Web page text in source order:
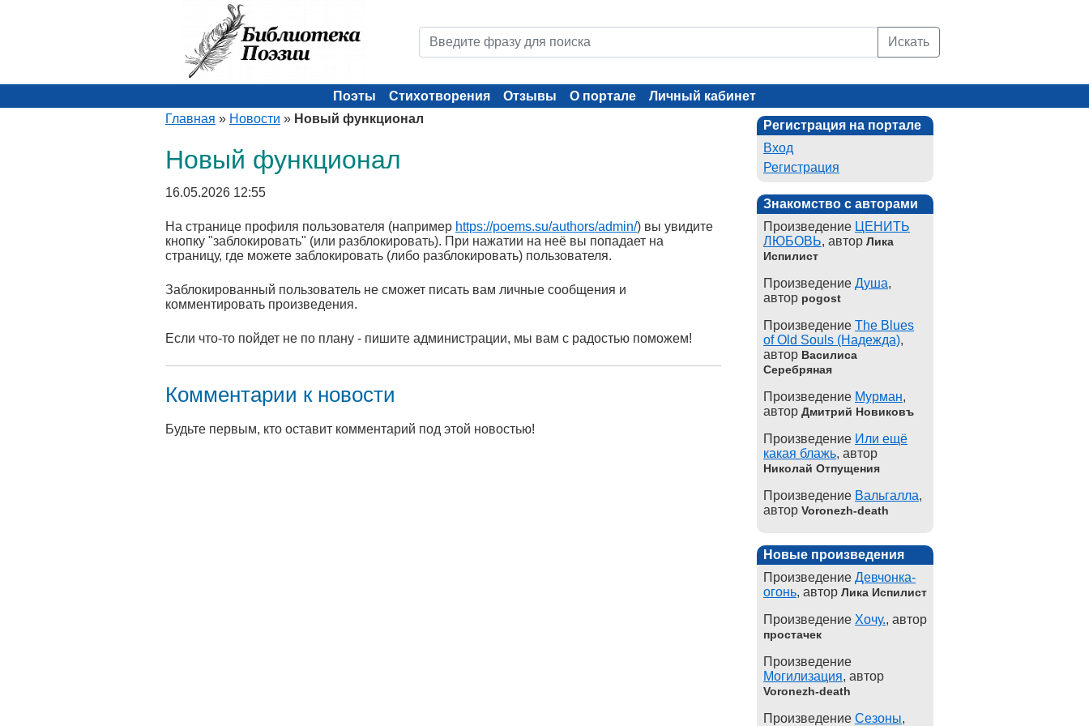
Искать
Поэты Стихотворения Отзывы О портале
Личный кабинет
Главная » Новости » Новый функционал
Новый функционал
16.05.2026 12:55
На странице профиля пользователя (например https://poems.su/authors/admin/) вы увидите
кнопку "заблокировать" (или разблокировать). При нажатии на неё вы попадает на
страницу, где можете заблокировать (либо разблокировать) пользователя.
Заблокированный пользователь не сможет писать вам личные сообщения и
комментировать произведения.
Если что-то пойдет не по плану - пишите администрации, мы вам с радостью поможем!
Комментарии к новости
Будьте первым, кто оставит комментарий под этой новостью!
Регистрация на портале
Вход
Регистрация
Знакомство с авторами
Произведение ЦЕНИТЬ
ЛЮБОВЬ, автор Лика
Испилист
Произведение Душа,
автор pogost
Произведение The Blues
of Old Souls (Надежда),
автор Василиса
Серебряная
Произведение Мурман,
автор Дмитрий Новиковъ
Произведение Или ещё
какая блажь, автор
Николай Отпущения
Произведение Вальгалла,
автор Voronezh-death
Новые произведения
Произведение Девчонка-
огонь, автор Лика Испилист
Произведение Хочу., автор
простачек
Произведение
Могилизация, автор
Voronezh-death
Произведение Сезоны,